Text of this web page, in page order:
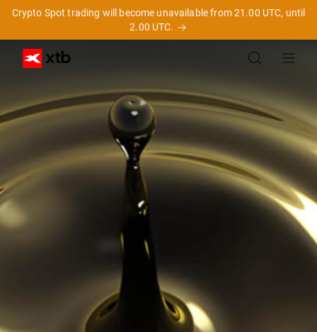
Crypto Spot trading will become unavailable from 21.00 UTC, until
2.00 UTC.